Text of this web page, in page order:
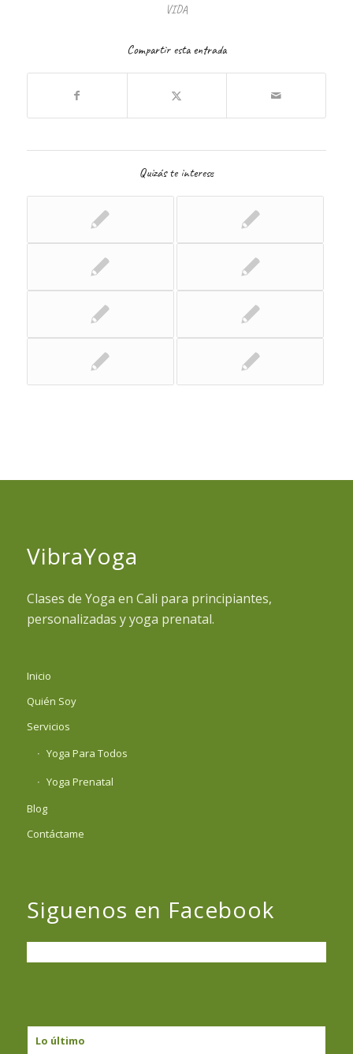
VIDA
Compartir esta entrada
Quizás te interese
VibraYoga
Clases de Yoga en Cali para principiantes,
personalizadas y yoga prenatal.
Inicio
Quién Soy
Servicios
Yoga Para Todos
Yoga Prenatal
Blog
Contáctame
Siguenos en Facebook
Lo último